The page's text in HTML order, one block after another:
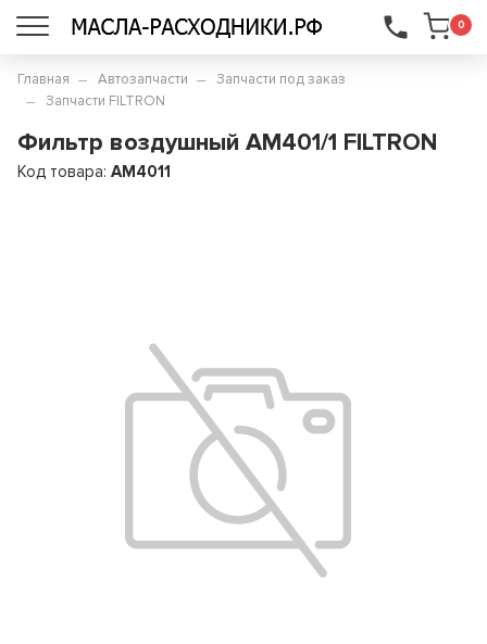
0
...
Главная Автозапчасти
Запчасти под заказ
Запчасти FILTRON
Фильтр воздушный AM401/1 FILTRON
Код товара:AM4011